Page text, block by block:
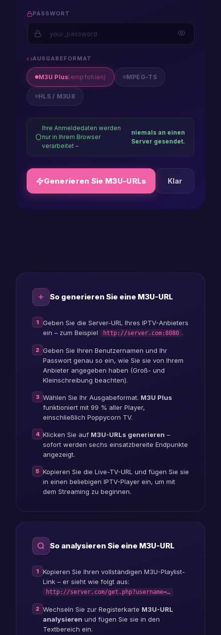
samsung
player
m3u
converter
xtream
codes
PASSWORT
AUSGABEFORMAT
M3U Plus(empfohlen) MPEG-TS
HLS / M3U8
Ihre Anmeldedaten werden
nur in Ihrem Browser
verarbeitet –
niemals an einen
Server gesendet.
Generieren Sie M3U-URLs Klar
So generieren Sie eine M3U-URL
1 Geben Sie die Server-URL Ihres IPTV-Anbieters
ein – zum Beispiel
http://server.com:8080 .
2 Geben Sie Ihren Benutzernamen und Ihr
Passwort genau so ein, wie Sie sie von Ihrem
Anbieter angegeben haben (Groß- und
Kleinschreibung beachten).
3 Wählen Sie Ihr Ausgabeformat. M3U Plus
funktioniert mit 99 % aller Player,
einschließlich Poppycorn TV.
4 Klicken Sie auf M3U-URLs generieren –
sofort werden sechs einsatzbereite Endpunkte
angezeigt.
5 Kopieren Sie die Live-TV-URL und fügen Sie sie
in einen beliebigen IPTV-Player ein, um mit
dem Streaming zu beginnen.
So analysieren Sie eine M3U-URL
1 Kopieren Sie Ihren vollständigen M3U-Playlist-
Link – er sieht wie folgt aus:
http://server.com/get.php?username=…
2 Wechseln Sie zur Registerkarte M3U-URL
analysieren und fügen Sie sie in den
Textbereich ein.